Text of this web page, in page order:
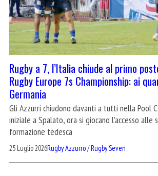
Rugby a 7, l’Italia chiude al primo
Rugby Europe 7s Championship: ai
Germania
Gli Azzurri chiudono davanti a tutti nella Pool
iniziale a Spalato, ora si giocano l’accesso
formazione tedesca
25 Luglio 2026Rugby Azzurro/Rugby Seven